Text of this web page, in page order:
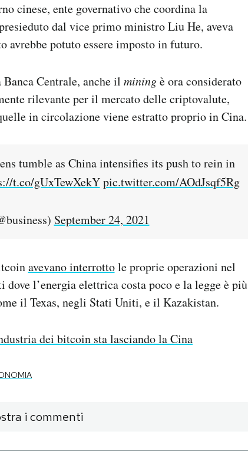
cinese, ente governativo che coordina la
dal vice primo ministro Liu He, aveva
avrebbe potuto essere imposto in futuro.
Centrale, anche il miningè ora considerato
rilevante per il mercato delle criptovalute,
in circolazione viene estratto proprio in Cina.
tumble as China intensifies its push to rein in
t.co/gUxTewXekY pic.twitter.com/AOdJsqf5Rg
September 24, 2021
avevano interrottole proprie operazioni nel
l’energia elettrica costa poco e la legge è più
il Texas, negli Stati Uniti, e il Kazakistan.
dei bitcoin sta lasciando la Cina
i commenti